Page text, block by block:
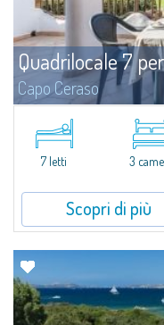
Quadrilocale 7
Capo Ceraso
persone con Wi-Fi -
esterni, dotati di grandi
7 letti 3
Scopri di più